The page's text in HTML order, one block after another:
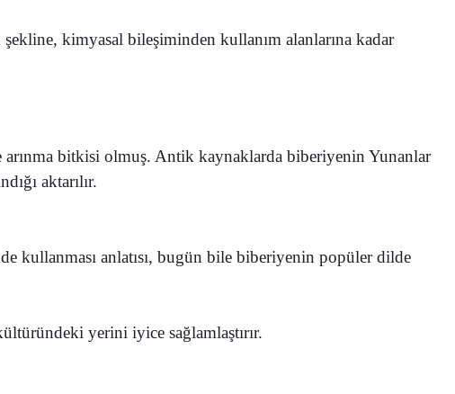
kimyasal bileşiminden kullanım alanlarına kadar
bitkisi olmuş. Antik kaynaklarda biberiyenin Yunanlar
aktarılır.
kullanması anlatısı, bugün bile biberiyenin popüler dilde
yerini iyice sağlamlaştırır.